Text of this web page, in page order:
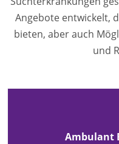
Angebote entwickelt,
bieten, aber auch
und
Ambulant